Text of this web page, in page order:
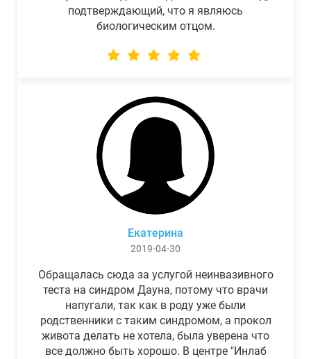
подтверждающий, что я являюсь
биологическим отцом.
Екатерина
2019-04-30
Обращалась сюда за услугой неинвазивного
теста на синдром Дауна, потому что врачи
напугали, так как в роду уже были
родственники с таким синдромом, а прокол
живота делать не хотела, была уверена что
все должно быть хорошо. В центре "Инлаб